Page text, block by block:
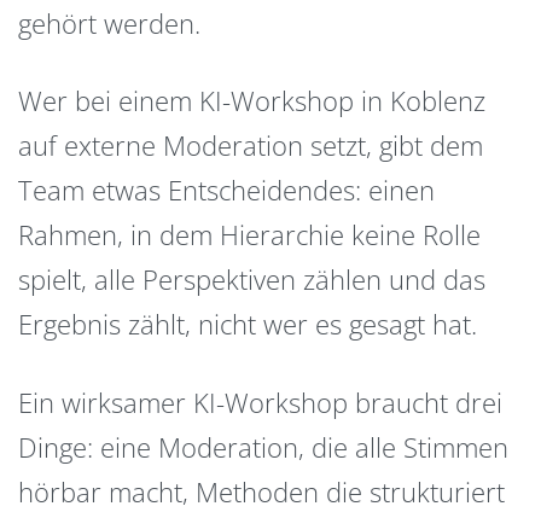
gehört werden.
Wer bei einem KI-Workshop in Koblenz
auf externe Moderation setzt, gibt dem
Team etwas Entscheidendes: einen
Rahmen, in dem Hierarchie keine Rolle
spielt, alle Perspektiven zählen und das
Ergebnis zählt, nicht wer es gesagt hat.
Ein wirksamer KI-Workshop braucht drei
Dinge: eine Moderation, die alle Stimmen
hörbar macht, Methoden die strukturiert